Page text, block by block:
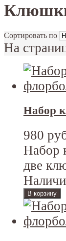
Сортировать по
На
Набор
980
Набор
две